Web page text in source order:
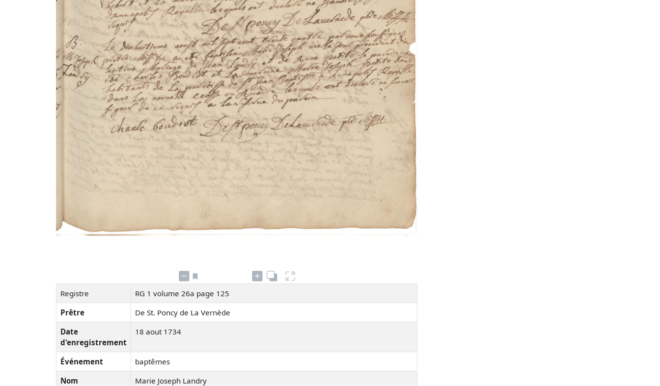
Registre
RG 1 volume 26a page 125
Prêtre
De St. Poncy de La Vernède
Date
d'enregistrement
18 aout 1734
Événement
baptêmes
Nom
Marie Joseph Landry